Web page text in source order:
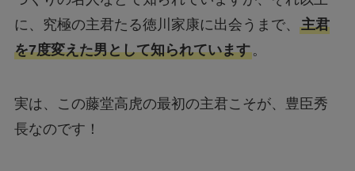
に、究極の主君たる徳川家康に出会うまで、 主君
を7度変えた男として知られています。
実は、この藤堂高虎の最初の主君こそが、豊臣秀
長なのです！